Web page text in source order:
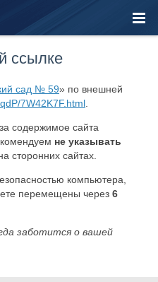
ссылке
сад № 59» по внешней
7W42K7F.html
содержимое сайта
не указывать
сторонних сайтах.
компьютера,
перемещены через 6
заботится о вашей